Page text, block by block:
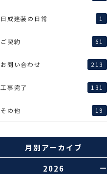
日成建装の日常 1
ご契約 61
お問い合わせ 213
工事完了 131
その他 19
月別アーカイブ
2026